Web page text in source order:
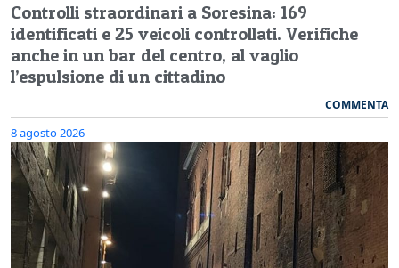
Controlli straordinari a Soresina: 169
identificati e 25 veicoli controllati. Verifiche
anche in un bar del centro, al vaglio
l’espulsione di un cittadino
COMMENTA
8 agosto 2026